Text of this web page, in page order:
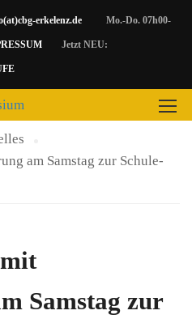
erkelenz.de Mo.-Do. 07h00-
Jetzt NEU:
am Samstag zur Schule-
Samstag zur